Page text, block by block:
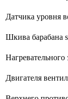
Датчика уровня
Шкива барабана s
Двигателя